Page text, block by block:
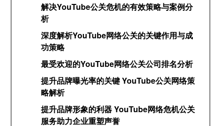
解决YouTube公关危机的有效策略与案例分
析
深度解析YouTube网络公关的关键作用与成
功策略
最受欢迎的YouTube网络公关公司排名分析
提升品牌曝光率的关键 YouTube公关网络策
略解析
提升品牌形象的利器 YouTube网络危机公关
服务助力企业重塑声誉